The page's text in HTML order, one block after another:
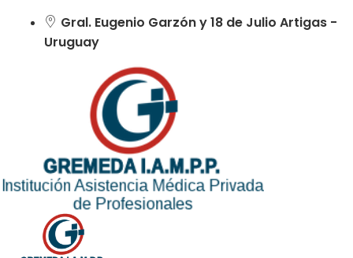
Gral. Eugenio Garzón y 18 de Julio Artigas -
Uruguay